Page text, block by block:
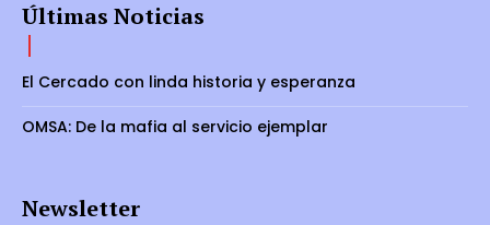
Últimas Noticias
El Cercado con linda historia y esperanza
OMSA: De la mafia al servicio ejemplar
Newsletter